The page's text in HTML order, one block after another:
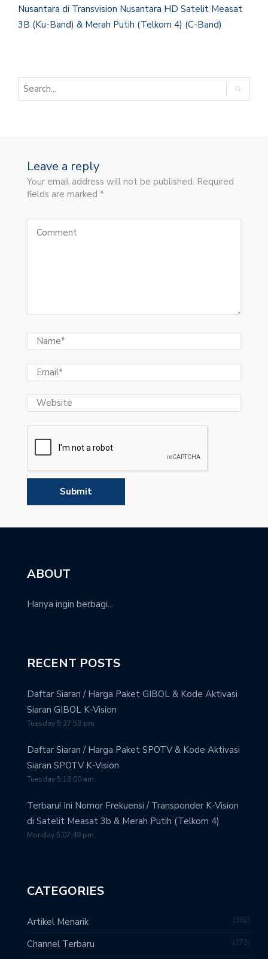
Nusantara di Transvision Nusantara HD Satelit Measat
3B (Ku-Band) & Merah Putih (Telkom 4) (C-Band)
Leave a reply
Your email address will not be published. Required
fields are marked *
ABOUT
Hanya ingin berbagi...
RECENT POSTS
Daftar Siaran / Harga Paket GIBOL & Kode Aktivasi
Siaran GIBOL K-Vision
Tuesday 5:27:53 pm
Daftar Siaran / Harga Paket SPOTV & Kode Aktivasi
Siaran SPOTV K-Vision
Tuesday 5:18:00 am
Terbaru! Ini Nomor Frekuensi / Transponder K-Vision
di Satelit Measat 3b & Merah Putih (Telkom 4)
Monday 5:07:49 pm
CATEGORIES
Artikel Menarik 382
Channel Terbaru 273